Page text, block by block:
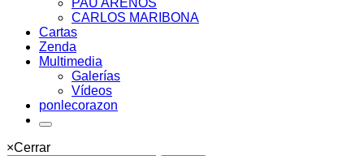
PAU ARENÓS
CARLOS MARIBONA
Cartas
Zenda
Multimedia
Galerías
Vídeos
ponlecorazon
×Cerrar